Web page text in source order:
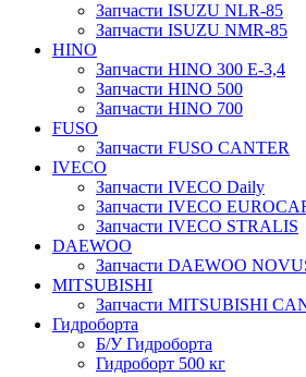
Запчасти ISUZU NLR-85
Запчасти ISUZU NMR-85
HINO
Запчасти HINO 300 E-3,4
Запчасти HINO 500
Запчасти HINO 700
FUSO
Запчасти FUSO CANTER
IVECO
Запчасти IVECO Daily
Запчасти IVECO
Запчасти IVECO STRALIS
DAEWOO
Запчасти DAEWOO
MITSUBISHI
Запчасти MITSUBISHI
Гидроборта
Б/У Гидроборта
Гидроборт 500 кг